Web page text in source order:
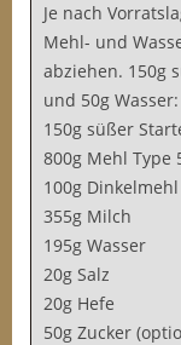
Je nach
Mehl- und
abziehen. 150g
und 50g Wasser:
150g süßer
800g Mehl Type
100g
355g Milch
195g Wasser
20g Salz
20g Hefe
50g Zucker